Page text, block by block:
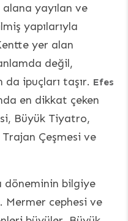
yayılan ve
yapılarıyla
yer alan
değil,
da ipuçları taşır. Efes
en dikkat çeken
Büyük Tiyatro,
Çeşmesi ve
döneminin bilgiye
cephesi ve